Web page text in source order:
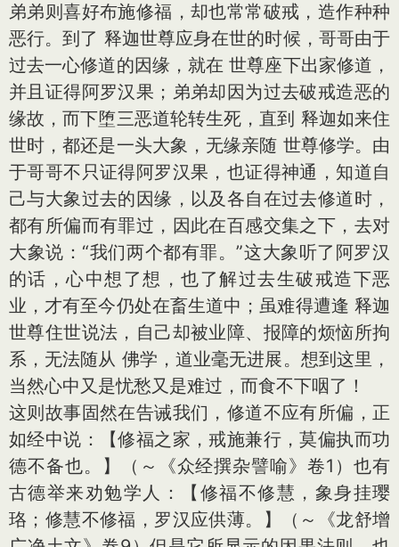
弟弟则喜好布施修福，却也常常破戒，造作种种
恶行。到了 释迦世尊应身在世的时候，哥哥由于
过去一心修道的因缘，就在 世尊座下出家修道，
并且证得阿罗汉果；弟弟却因为过去破戒造恶的
缘故，而下堕三恶道轮转生死，直到 释迦如来住
世时，都还是一头大象，无缘亲随 世尊修学。由
于哥哥不只证得阿罗汉果，也证得神通，知道自
己与大象过去的因缘，以及各自在过去修道时，
都有所偏而有罪过，因此在百感交集之下，去对
大象说：“我们两个都有罪。”这大象听了阿罗汉
的话，心中想了想，也了解过去生破戒造下恶
业，才有至今仍处在畜生道中；虽难得遭逢 释迦
世尊住世说法，自己却被业障、报障的烦恼所拘
系，无法随从 佛学，道业毫无进展。想到这里，
当然心中又是忧愁又是难过，而食不下咽了！
这则故事固然在告诫我们，修道不应有所偏，正
如经中说：【修福之家，戒施兼行，莫偏执而功
德不备也。】（～《众经撰杂譬喻》卷1）也有
古德举来劝勉学人：【修福不修慧，象身挂璎
珞；修慧不修福，罗汉应供薄。】（～《龙舒增